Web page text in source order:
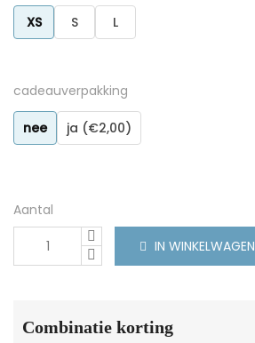
XS S L
cadeauverpakking
nee ja (€2,00)
Aantal
IN WINKELWAGEN
Combinatie korting